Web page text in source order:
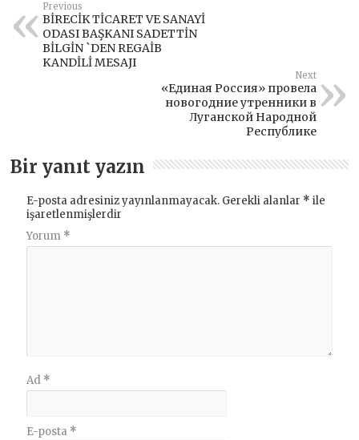
Previous
BİRECİK TİCARET VE SANAYİ
ODASI BAŞKANI SADETTİN
BİLGİN `DEN REGAİB
KANDİLİ MESAJI
Next
«Единая Россия» провела
новогодние утренники в
Луганской Народной
Республике
Bir yanıt yazın
E-posta adresiniz yayınlanmayacak. Gerekli alanlar * ile
işaretlenmişlerdir
Yorum *
Ad *
E-posta *